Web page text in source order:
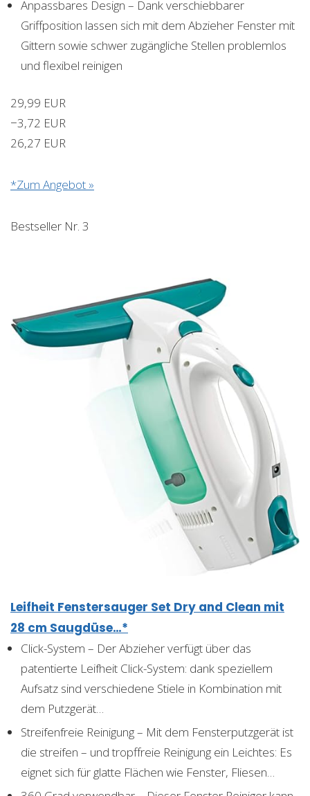
Anpassbares Design – Dank verschiebbarer
Griffposition lassen sich mit dem Abzieher Fenster mit
Gittern sowie schwer zugängliche Stellen problemlos
und flexibel reinigen
29,99 EUR
−3,72 EUR
26,27 EUR
*Zum Angebot »
Bestseller Nr. 3
Leifheit Fenstersauger Set Dry and Clean mit
28 cm Saugdüse…*
Click-System – Der Abzieher verfügt über das
patentierte Leifheit Click-System: dank speziellem
Aufsatz sind verschiedene Stiele in Kombination mit
dem Putzgerät…
Streifenfreie Reinigung – Mit dem Fensterputzgerät ist
die streifen – und tropffreie Reinigung ein Leichtes: Es
eignet sich für glatte Flächen wie Fenster, Fliesen…